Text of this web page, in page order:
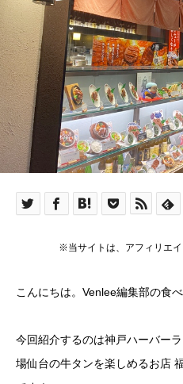
※当サイトは、アフィリエイ
こんにちは。Venlee編集部の食
今回紹介するのは神戸ハーバー
場仙台の牛タンを楽しめるお店